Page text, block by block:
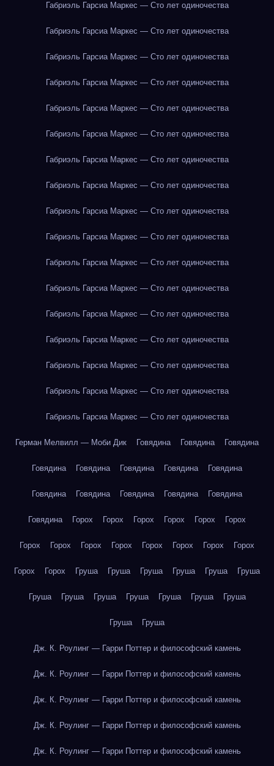
Габриэль Гарсиа Маркес — Сто лет одиночества
Габриэль Гарсиа Маркес — Сто лет одиночества
Габриэль Гарсиа Маркес — Сто лет одиночества
Габриэль Гарсиа Маркес — Сто лет одиночества
Габриэль Гарсиа Маркес — Сто лет одиночества
Габриэль Гарсиа Маркес — Сто лет одиночества
Габриэль Гарсиа Маркес — Сто лет одиночества
Габриэль Гарсиа Маркес — Сто лет одиночества
Габриэль Гарсиа Маркес — Сто лет одиночества
Габриэль Гарсиа Маркес — Сто лет одиночества
Габриэль Гарсиа Маркес — Сто лет одиночества
Габриэль Гарсиа Маркес — Сто лет одиночества
Габриэль Гарсиа Маркес — Сто лет одиночества
Габриэль Гарсиа Маркес — Сто лет одиночества
Габриэль Гарсиа Маркес — Сто лет одиночества
Габриэль Гарсиа Маркес — Сто лет одиночества
Габриэль Гарсиа Маркес — Сто лет одиночества
Герман Мелвилл — Моби Дик Говядина Говядина Говядина
Говядина Говядина Говядина Говядина Говядина
Говядина Говядина Говядина Говядина Говядина
Говядина Горох Горох Горох Горох Горох Горох
Горох Горох Горох Горох Горох Горох Горох Горох
Горох Горох Груша Груша Груша Груша Груша Груша
Груша Груша Груша Груша Груша Груша Груша
Груша Груша
Дж. К. Роулинг — Гарри Поттер и философский камень
Дж. К. Роулинг — Гарри Поттер и философский камень
Дж. К. Роулинг — Гарри Поттер и философский камень
Дж. К. Роулинг — Гарри Поттер и философский камень
Дж. К. Роулинг — Гарри Поттер и философский камень